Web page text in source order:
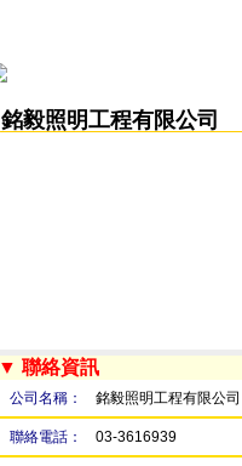
銘毅照明工程有限公司
▼ 聯絡資訊
公司名稱： 銘毅照明工程有限公司
聯絡電話： 03-3616939